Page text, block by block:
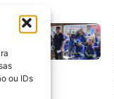
ou IDs